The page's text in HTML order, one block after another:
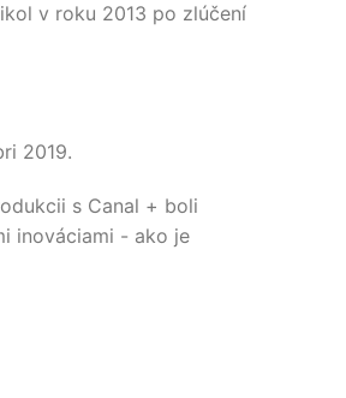
v roku 2013 po zlúčení
2019.
s Canal + boli
inováciami - ako je